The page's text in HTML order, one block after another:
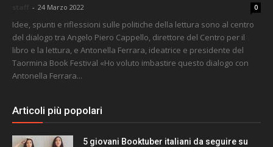
- 24 Marzo 2022 0
Idee, spunti e riflessioni sulle politiche della lettura sono al centro
del dialogo tra Angelo Piero Cappello, direttore del Centro per il
libro e la lettura, e Antonella Ferrara, ideatrice e presidente del
Taormina Book Festival «Ho voluto imbastire questo dialogo con
Antonella Ferrara...
Articoli più popolari
5 giovani Booktuber italiani da seguire su